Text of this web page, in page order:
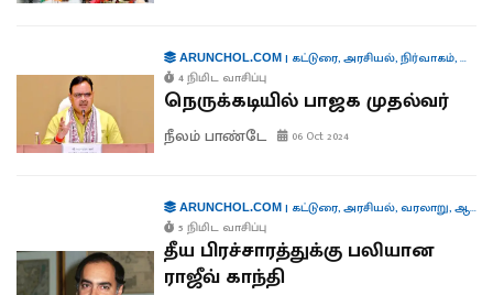
ARUNCHOL.COM| கட்டுரை,அரசியல்,நிர்வாகம்,
4 நிமிட வாசிப்பு
நெருக்கடியில் பாஜக முதல்வர்
நீலம் பாண்டே 06 Oct 2024
ARUNCHOL.COM| கட்டுரை,அரசியல், வரலாறு,ஆளுமைகள்
5 நிமிட வாசிப்பு
தீய பிரச்சாரத்துக்கு பலியான
ராஜீவ் காந்தி